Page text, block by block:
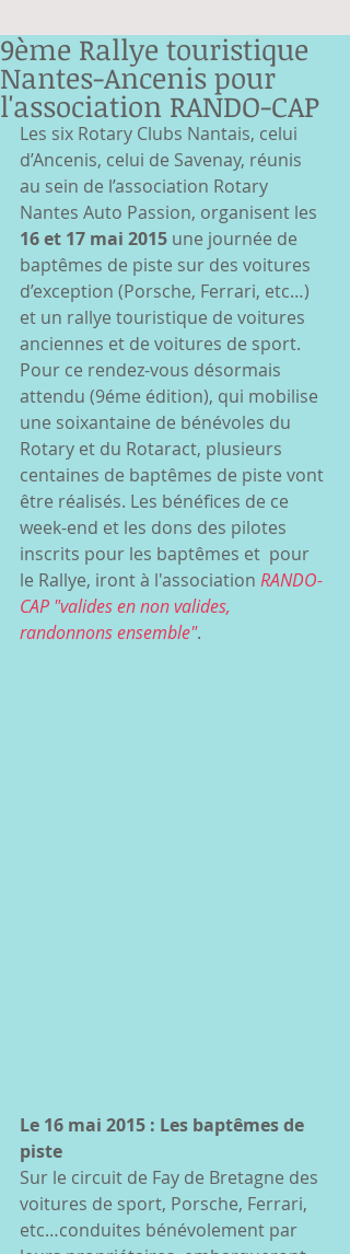
9ème Rallye touristique
Nantes-Ancenis pour
l'association RANDO-CAP
Les six Rotary Clubs Nantais, celui
d’Ancenis, celui de Savenay, réunis
au sein de l’association Rotary
Nantes Auto Passion, organisent les
16 et 17 mai 2015 une journée de
baptêmes de piste sur des voitures
d’exception (Porsche, Ferrari, etc…)
et un rallye touristique de voitures
anciennes et de voitures de sport.
Pour ce rendez-vous désormais
attendu (9éme édition), qui mobilise
une soixantaine de bénévoles du
Rotary et du Rotaract, plusieurs
centaines de baptêmes de piste vont
être réalisés. Les bénéfices de ce
week-end et les dons des pilotes
inscrits pour les baptêmes et  pour
le Rallye, iront à l'association RANDO-
CAP "valides en non valides,
randonnons ensemble".
Le 16 mai 2015 : Les baptêmes de
piste
Sur le circuit de Fay de Bretagne des
voitures de sport, Porsche, Ferrari,
etc…conduites bénévolement par